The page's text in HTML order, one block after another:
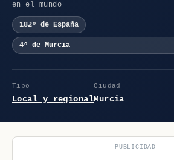
en el mundo
182º de España
4º de Murcia
Tipo
Local y regional
Ciudad
Murcia
PUBLICIDAD